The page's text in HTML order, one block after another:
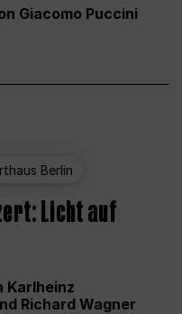
Giacomo Puccini
Berlin
Licht auf
Karlheinz
Richard Wagner